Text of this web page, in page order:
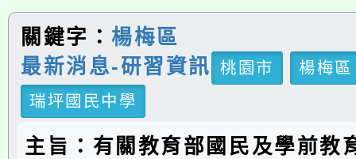
關鍵字： 楊梅區
最新消息-研習資訊
桃園市
楊梅區
瑞坪國民中學
主旨：有關教育部國民及學前教